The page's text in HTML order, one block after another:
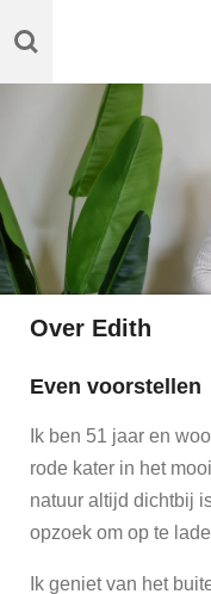
Ga
direct
hoofdinhoud
Over Edith
Even voorstellen
Ik ben 51 jaar en
rode kater in het
natuur altijd dichtbij
opzoek om op te
Ik geniet van het